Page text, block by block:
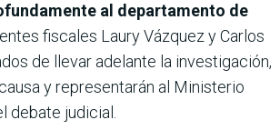
al departamento de
fiscales Laury Vázquez y Carlos
de llevar adelante la investigación,
y representarán al Ministerio
debate judicial.